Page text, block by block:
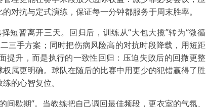
对抗与定式演练，保证每一分钟都服务于周末胜率。
短暂离开三天。回归后，训练从“大包大揽”转为“微循
手方案；同时把伤病风险高的对抗时段降载，用短距
提升，而是执行的一致性回归：压迫失败后的回撤更整
属更明确。球队在随后的比赛中用更少的犯错赢得了胜
的心智复位。
歇期”。当教练把自己调回最佳频段，更衣室的气氛、